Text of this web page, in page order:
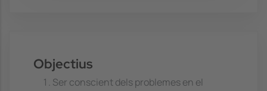
Objectius
Ser conscient dels problemes en el